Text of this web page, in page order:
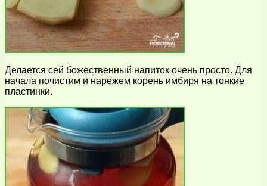
Делается сей божественный напиток очень просто. Для
начала почистим и нарежем корень имбиря на тонкие
пластинки.